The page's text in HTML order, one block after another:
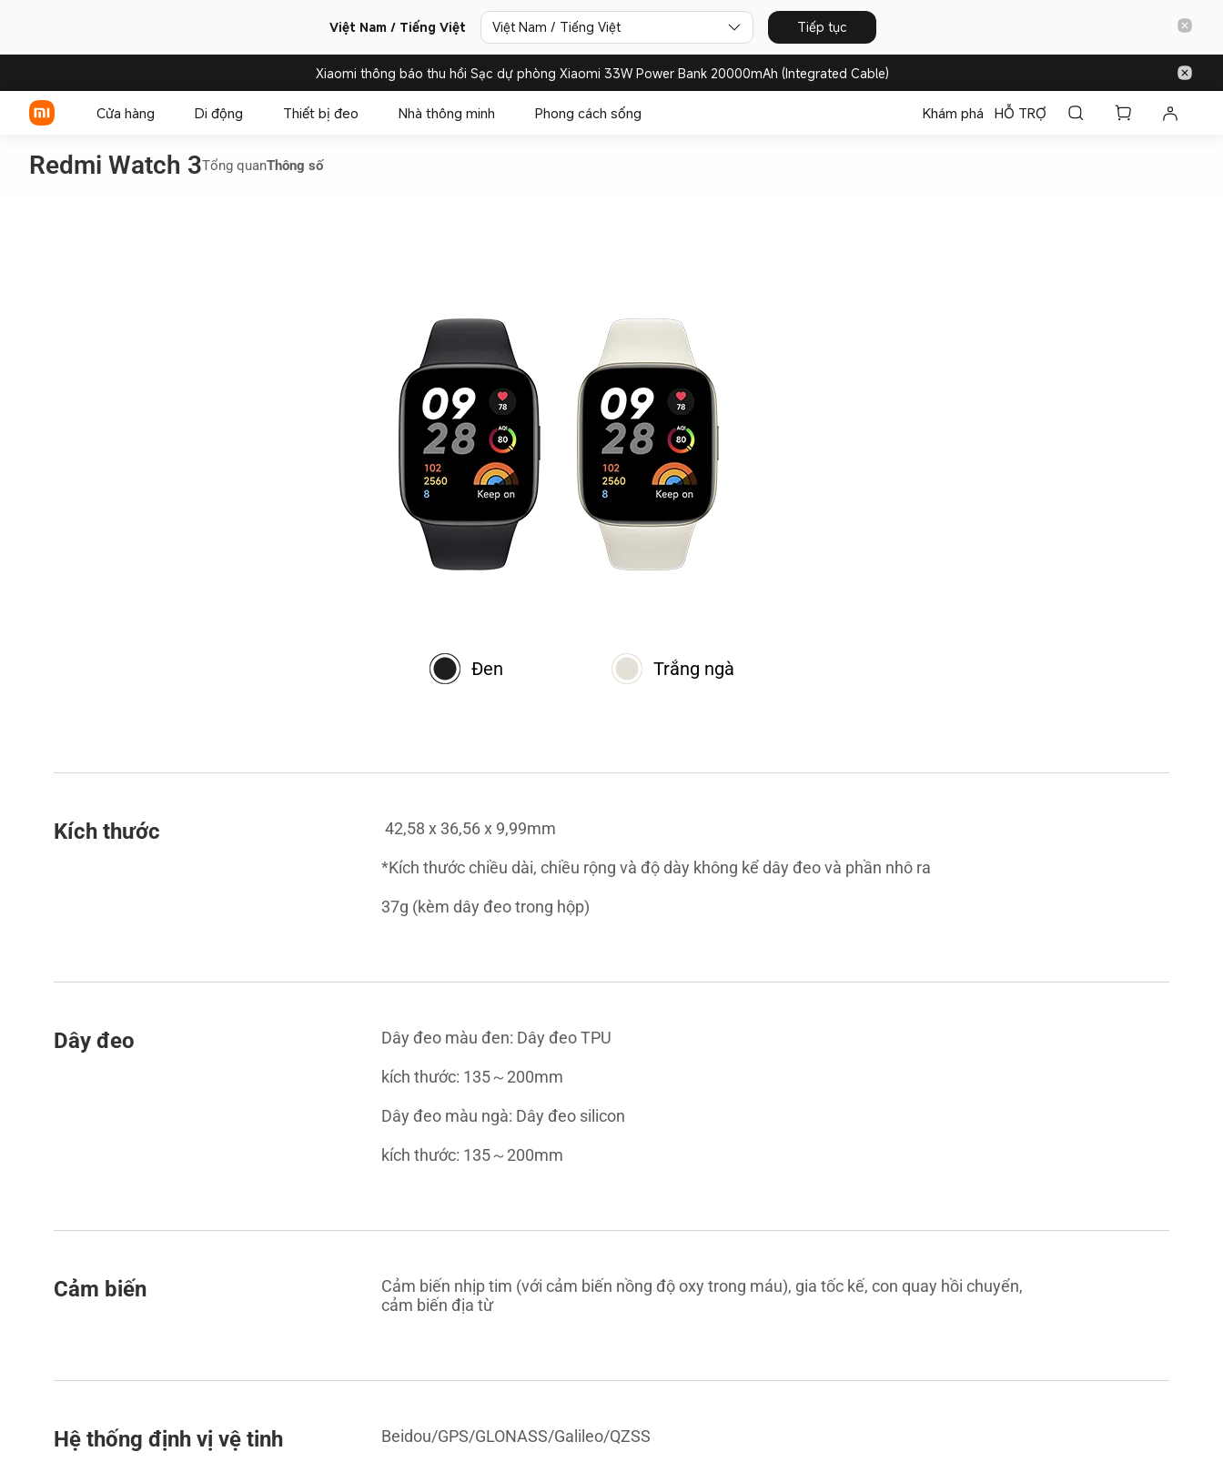
Việt Nam / Tiếng Việt Việt Nam / Tiếng Việt Tiếp tục
Xiaomi thông báo thu hồi Sạc dự phòng Xiaomi 33W Power Bank 20000mAh (Integrated Cable)
Cửa hàng Di động Thiết bị đeo Nhà thông minh Phong cách sống Khám phá HỖ TRỢ
Redmi Watch 3Tổng quanThông số
Đen Trắng ngà
Kích thước 42,58 x 36,56 x 9,99mm
*Kích thước chiều dài, chiều rộng và độ dày không kể dây đeo và phần nhô ra
37g (kèm dây đeo trong hộp)
Dây đeo Dây đeo màu đen: Dây đeo TPU
kích thước: 135～200mm
Dây đeo màu ngà: Dây đeo silicon
kích thước: 135～200mm
Cảm biến
Cảm biến nhịp tim (với cảm biến nồng độ oxy trong máu), gia tốc kế, con quay hồi chuyển,
cảm biến địa từ
Hệ thống định vị vệ tinh Beidou/GPS/GLONASS/Galileo/QZSS